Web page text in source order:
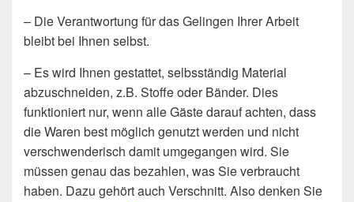
– Die Verantwortung für das Gelingen Ihrer Arbeit
bleibt bei Ihnen selbst.
– Es wird Ihnen gestattet, selbsständig Material
abzuschneiden, z.B. Stoffe oder Bänder. Dies
funktioniert nur, wenn alle Gäste darauf achten, dass
die Waren best möglich genutzt werden und nicht
verschwenderisch damit umgegangen wird. Sie
müssen genau das bezahlen, was Sie verbraucht
haben. Dazu gehört auch Verschnitt. Also denken Sie